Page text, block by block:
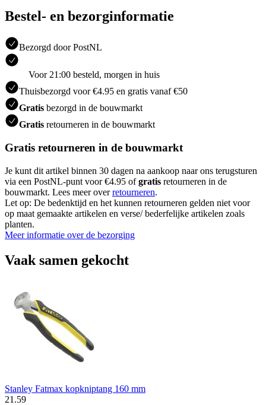
Bestel- en bezorginformatie
Bezorgd door PostNL
Voor 21:00 besteld, morgen in huis
Thuisbezorgd voor €4.95 en gratis vanaf €50
Gratis bezorgd in de bouwmarkt
Gratis retourneren in de bouwmarkt
Gratis retourneren in de bouwmarkt
Je kunt dit artikel binnen 30 dagen na aankoop naar ons terugsturen
via een PostNL-punt voor €4.95 ofgratis retourneren in de
bouwmarkt. Lees meer overretourneren.
Let op: De bedenktijd en het kunnen retourneren gelden niet voor
op maat gemaakte artikelen en verse/ bederfelijke artikelen zoals
planten.
Meer informatie over de bezorging
Vaak samen gekocht
Stanley Fatmax kopkniptang 160 mm
21 .59